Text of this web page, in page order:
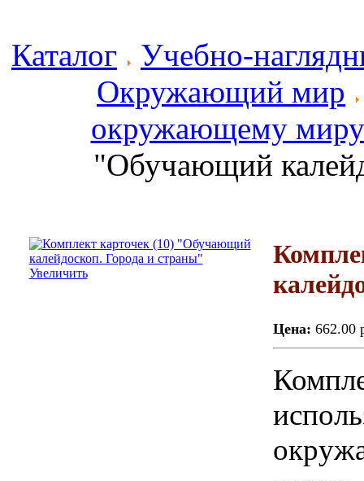
Каталог
Учебно-
Окружающий мир
окружающему миру
"Обучающий
Увеличить
Цена: 662.00